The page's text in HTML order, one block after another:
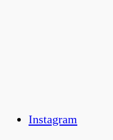
Instagram